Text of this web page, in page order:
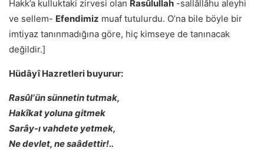
Hakk’a kulluktaki zirvesi olan Rasûlullah -sallâllâhu aleyhi
ve sellem- Efendimiz muaf tutulurdu. O’na bile böyle bir
imtiyaz tanınmadığına göre, hiç kimseye de tanınacak
değildir.]
Hüdâyî Hazretleri buyurur:
Rasûlʼün sünnetin tutmak,
Hakîkat yoluna gitmek
Sarây-ı vahdete yetmek,
Ne devlet, ne saâdettir!..